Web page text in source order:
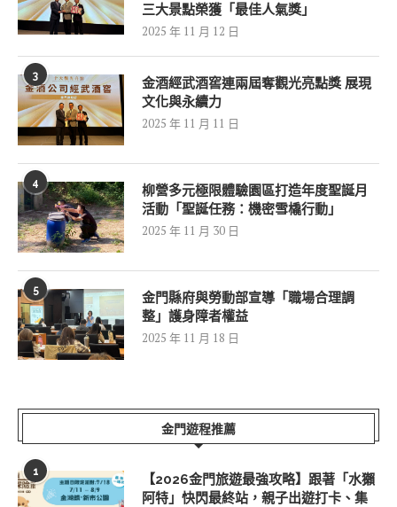
三大景點榮獲「最佳人氣獎」
2025 年 11 月 12 日
3
金酒經武酒窖連兩屆奪觀光亮點獎 展現
文化與永續力
2025 年 11 月 11 日
4
柳營多元極限體驗園區打造年度聖誕月
活動「聖誕任務：機密雪橇行動」
2025 年 11 月 30 日
5
金門縣府與勞動部宣導「職場合理調
整」護身障者權益
2025 年 11 月 18 日
金門遊程推薦
1
【2026金門旅遊最強攻略】跟著「水獺
阿特」快閃最終站，親子出遊打卡、集